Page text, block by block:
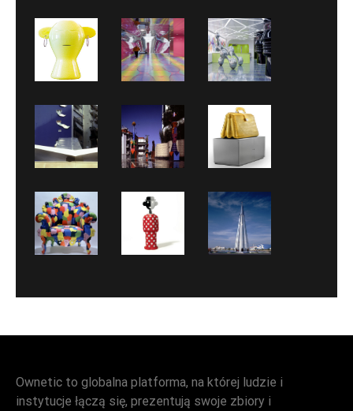
Ownetic to globalna platforma, na której ludzie i
instytucje łączą się, prezentują swoje zbiory i